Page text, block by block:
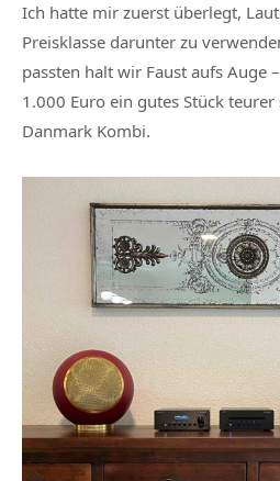
Ich hatte mir zuerst überlegt,
Preisklasse darunter zu
passten halt wir Faust aufs Auge
1.000 Euro ein gutes Stück
Danmark Kombi.